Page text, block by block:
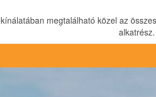
kínálatában megtalálható közel az
alkatrész.